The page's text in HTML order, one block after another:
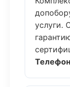
услуги.